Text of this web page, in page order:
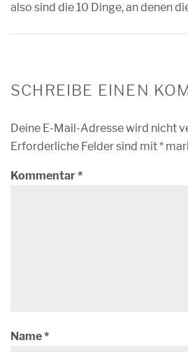
also sind die 10 Dinge, an denen
SCHREIBE EINEN
Deine E-Mail-Adresse wird nicht
Erforderliche Felder sind mit*
Kommentar*
Name*